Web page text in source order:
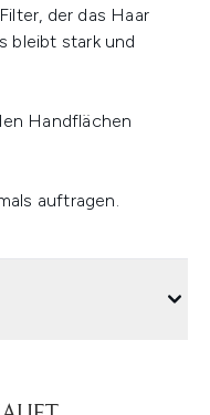
der das Haar
bleibt stark und
Handflächen
auftragen.